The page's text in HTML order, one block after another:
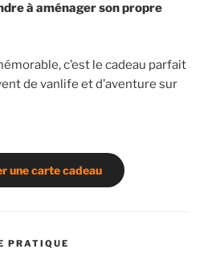
à aménager son propre
c’est le cadeau parfait
de vanlife et d’aventure sur
une carte cadeau
PRATIQUE